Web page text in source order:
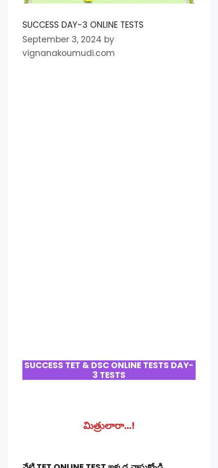
SUCCESS DAY-3 ONLINE TESTS
September 3, 2024 by
vignanakoumudi.com
SUCCESS TET & DSC ONLINE TESTS DAY-
3 TESTS
మిత్రులారా…!